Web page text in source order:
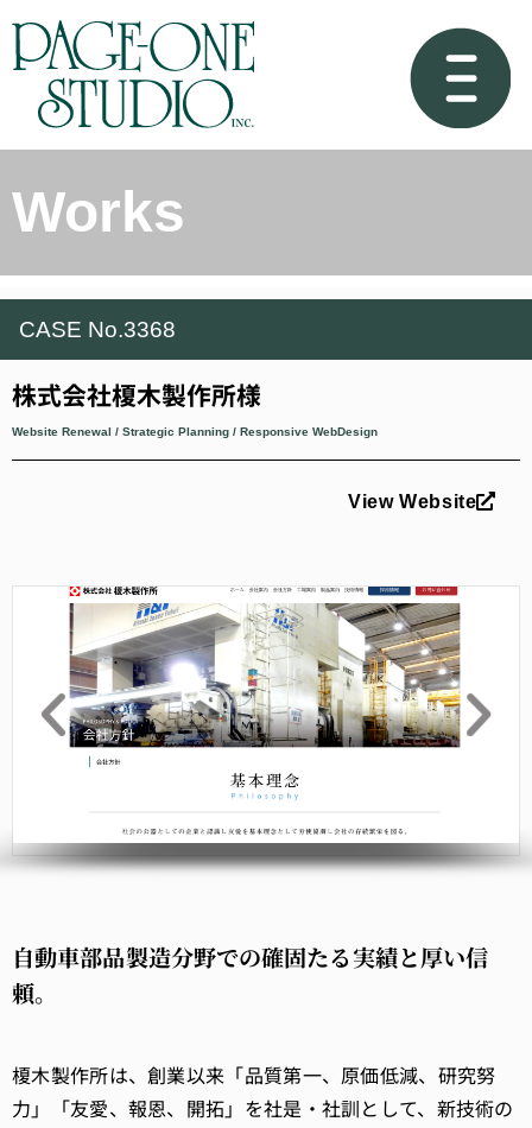
Works
CASE No.3368
株式会社榎木製作所様
Website Renewal / Strategic Planning / Responsive WebDesign
View Website
自動車部品製造分野での確固たる実績と厚い信
頼。
榎木製作所は、創業以来「品質第一、原価低減、研究努
力」「友愛、報恩、開拓」を社是・社訓として、新技術の